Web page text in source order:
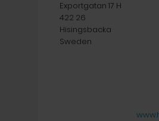
Exportgatan 17 H
422 26
Hisingsbacka
Sweden